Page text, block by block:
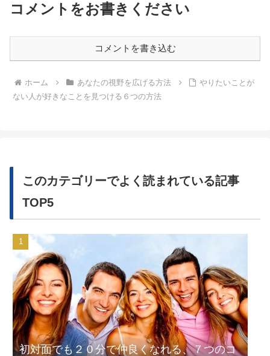
コメントをお書きください
コメントを書き込む
ホーム あなたの視野を広げる方法
やりたいことが
ない人が好きなことを見つける６つの方法
このカテゴリーでよく読まれている記事
TOP5
初対面でも２０分で仲良くなれる、７つのコ